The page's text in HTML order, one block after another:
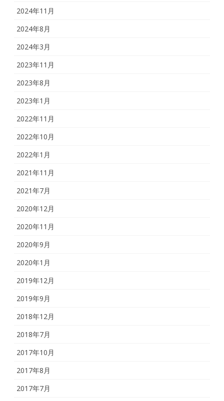
2024年11月
2024年8月
2024年3月
2023年11月
2023年8月
2023年1月
2022年11月
2022年10月
2022年1月
2021年11月
2021年7月
2020年12月
2020年11月
2020年9月
2020年1月
2019年12月
2019年9月
2018年12月
2018年7月
2017年10月
2017年8月
2017年7月